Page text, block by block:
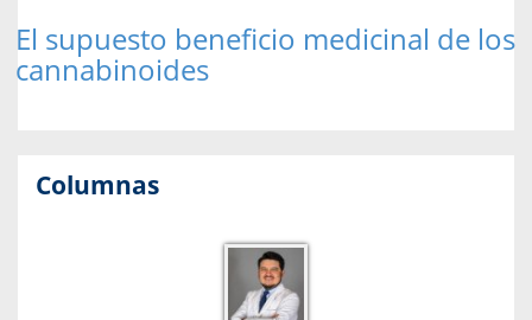
El supuesto beneficio medicinal de los
cannabinoides
Columnas